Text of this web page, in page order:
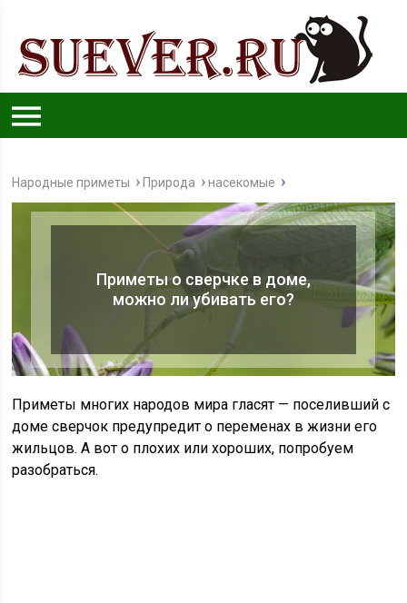
Народные приметы Природа насекомые
Приметы о сверчке в доме,
можно ли убивать его?
Приметы многих народов мира гласят — поселивший с
доме сверчок предупредит о переменах в жизни его
жильцов. А вот о плохих или хороших, попробуем
разобраться.